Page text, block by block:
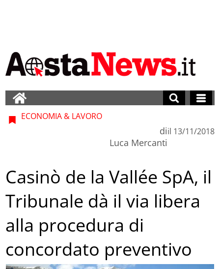
ECONOMIA & LAVORO
di
Luca Mercanti
il 13/11/2018
Casinò de la Vallée SpA, il
Tribunale dà il via libera
alla procedura di
concordato preventivo